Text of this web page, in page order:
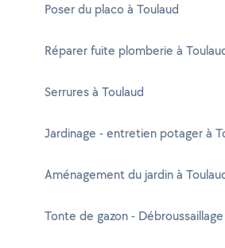
Poser du placo à Toulaud
Réparer fuite plomberie à
Serrures à Toulaud
Jardinage - entretien potager à
Aménagement du jardin à
Tonte de gazon -